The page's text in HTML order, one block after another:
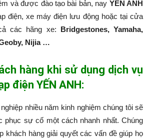
và được đào tạo bài bản, nay YẾN ANH
điện, xe máy điện lưu động hoặc tại cửa
các hãng xe: Bridgestones, Yamaha,
Nijia …
hàng khi sử dụng dịch vụ
điện YẾN ANH:
nhiều năm kinh nghiệm chúng tôi sẽ
phục sự cố một cách nhanh nhất. Chúng
khách hàng giải quyết các vấn đề giúp họ